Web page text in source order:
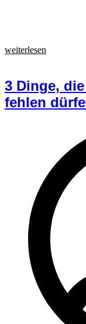
weiterlesen
3 Dinge,
fehlen